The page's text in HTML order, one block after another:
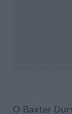
Ο Baxter Dury